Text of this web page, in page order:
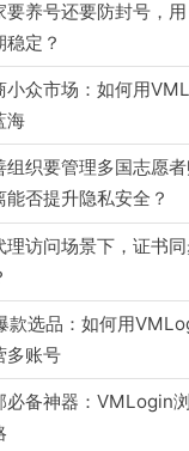
要养号还要防封号，
定？
小众市场：如何用
海
组织要管理多国志愿
能否提升隐私安全？
理访问场景下，证书
款选品：如何用
多账号
必备神器：VMLogin